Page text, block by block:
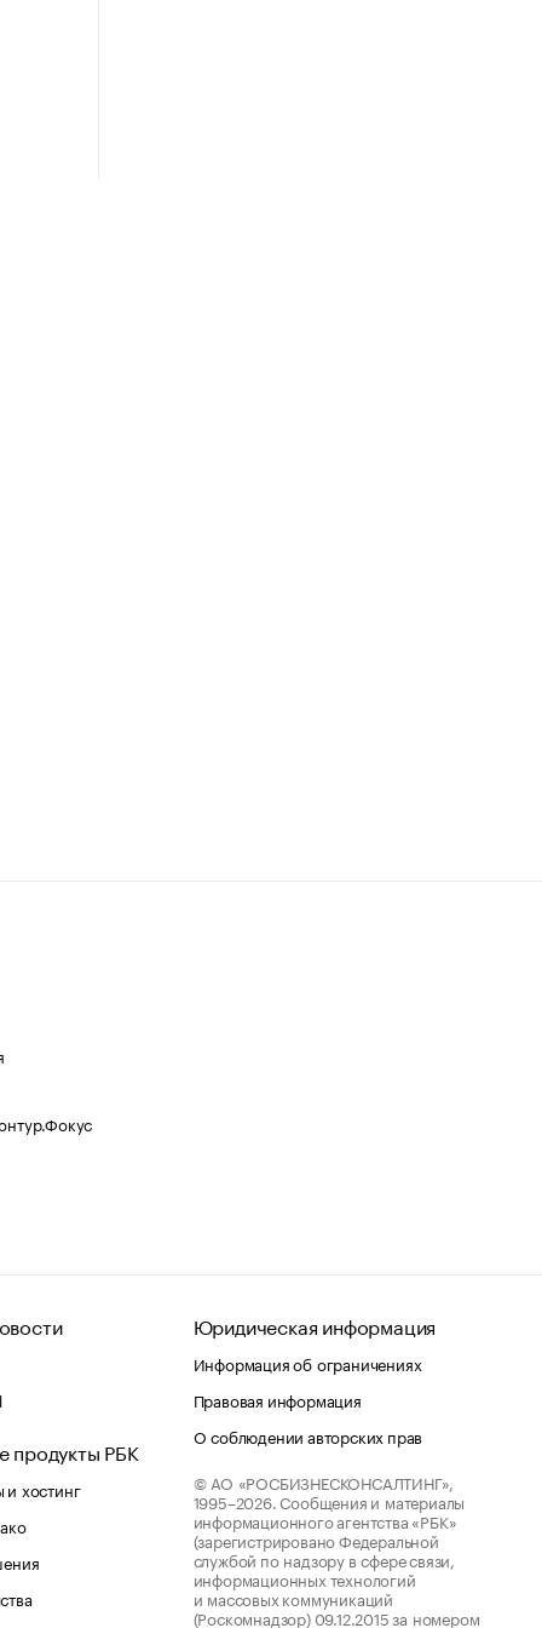
продукты РБК
хостинг
Юридическая информация
Информация об ограничениях
Правовая информация
О соблюдении авторских прав
© АО «РОСБИЗНЕСКОНСАЛТИНГ»,
1995–2026. Сообщения и материалы
информационного агентства «РБК»
(зарегистрировано Федеральной
службой по надзору в сфере связи,
информационных технологий
и массовых коммуникаций
(Роскомнадзор) 09.12.2015 за номером